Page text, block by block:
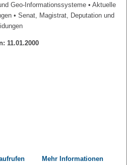
Geo-Informationssysteme • Aktuelle
• Senat, Magistrat, Deputation und
11.01.2000
Mehr Informationen